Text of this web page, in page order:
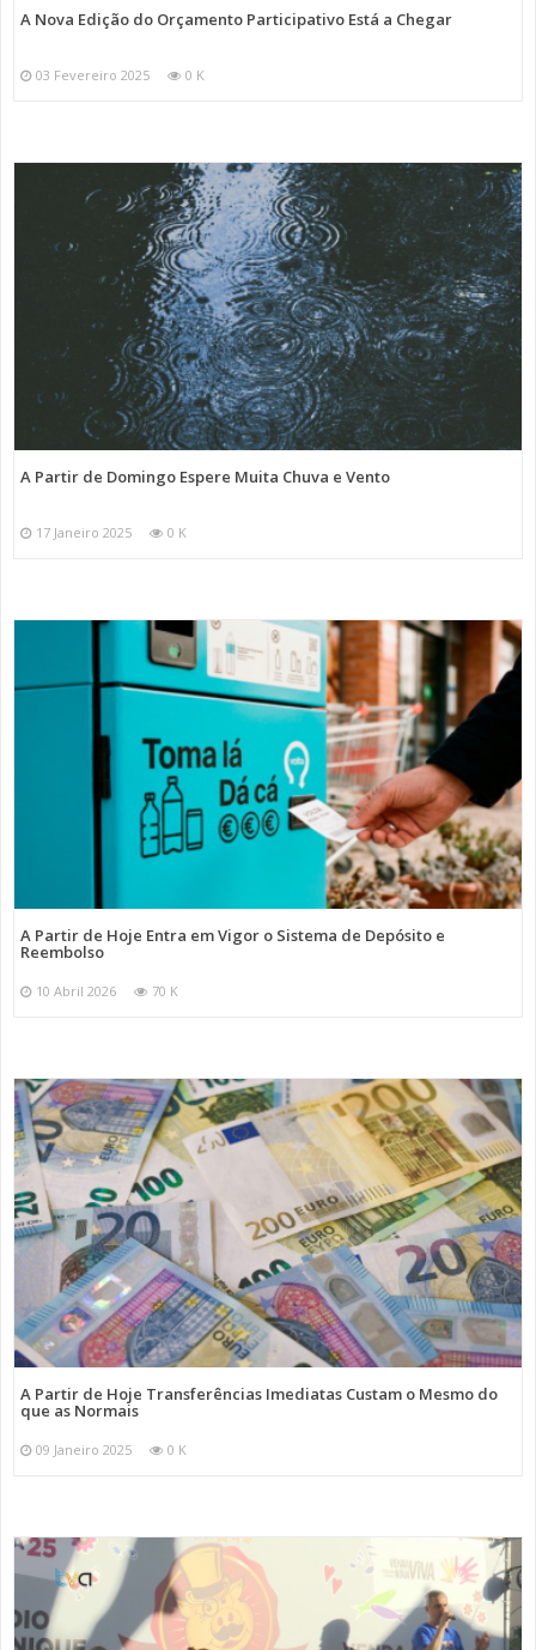
A Nova Edição do Orçamento Participativo Está a Chegar
03 Fevereiro 2025 0 K
A Partir de Domingo Espere Muita Chuva e Vento
17 Janeiro 2025 0 K
A Partir de Hoje Entra em Vigor o Sistema de Depósito e
Reembolso
10 Abril 2026 70 K
A Partir de Hoje Transferências Imediatas Custam o Mesmo do
que as Normais
09 Janeiro 2025 0 K